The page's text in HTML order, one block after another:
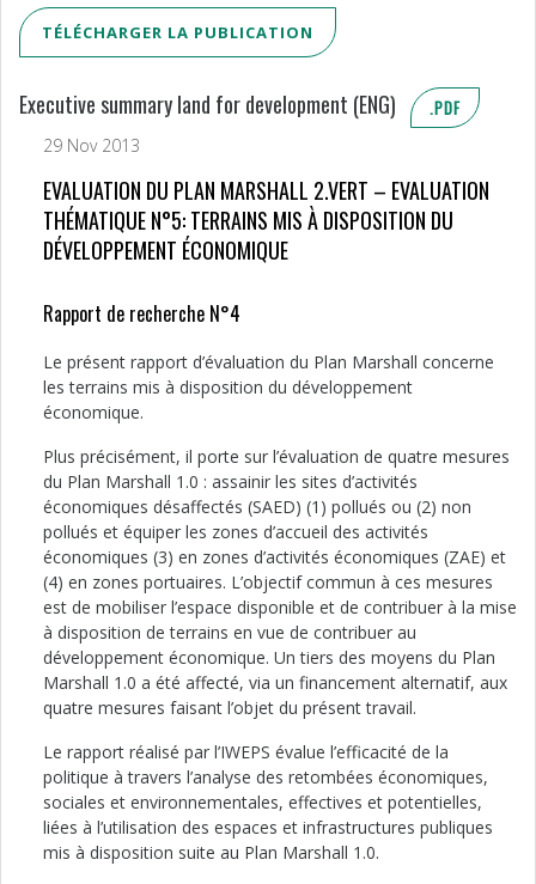
TÉLÉCHARGER LA PUBLICATION
Executive summary land for development (ENG) .PDF
29 Nov 2013
EVALUATION DU PLAN MARSHALL 2.VERT – EVALUATION
THÉMATIQUE N°5: TERRAINS MIS À DISPOSITION DU
DÉVELOPPEMENT ÉCONOMIQUE
Rapport de recherche N°4
Le présent rapport d’évaluation du Plan Marshall concerne
les terrains mis à disposition du développement
économique.
Plus précisément, il porte sur l’évaluation de quatre mesures
du Plan Marshall 1.0 : assainir les sites d’activités
économiques désaffectés (SAED) (1) pollués ou (2) non
pollués et équiper les zones d’accueil des activités
économiques (3) en zones d’activités économiques (ZAE) et
(4) en zones portuaires. L’objectif commun à ces mesures
est de mobiliser l’espace disponible et de contribuer à la mise
à disposition de terrains en vue de contribuer au
développement économique. Un tiers des moyens du Plan
Marshall 1.0 a été affecté, via un financement alternatif, aux
quatre mesures faisant l’objet du présent travail.
Le rapport réalisé par l’IWEPS évalue l’efficacité de la
politique à travers l’analyse des retombées économiques,
sociales et environnementales, effectives et potentielles,
liées à l’utilisation des espaces et infrastructures publiques
mis à disposition suite au Plan Marshall 1.0.